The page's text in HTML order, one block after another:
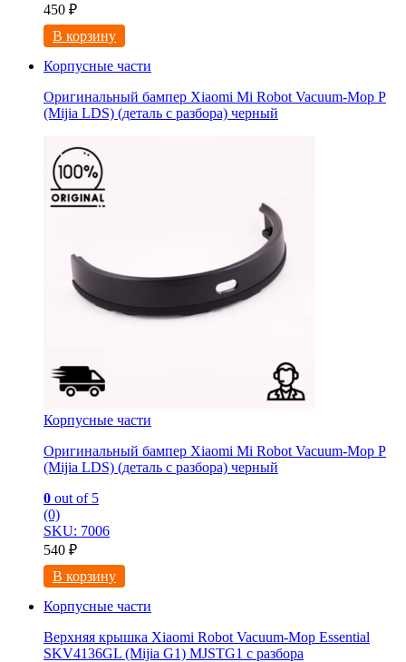
450 ₽
В корзину
Корпусные части
Оригинальный бампер Xiaomi Mi Robot Vacuum-Mop P
(Mijia LDS) (деталь с разбора) черный
Корпусные части
Оригинальный бампер Xiaomi Mi Robot Vacuum-Mop P
(Mijia LDS) (деталь с разбора) черный
0 out of 5
(0)
SKU: 7006
540 ₽
В корзину
Корпусные части
Верхняя крышка Xiaomi Robot Vacuum-Mop Essential
SKV4136GL (Mijia G1) MJSTG1 с разбора